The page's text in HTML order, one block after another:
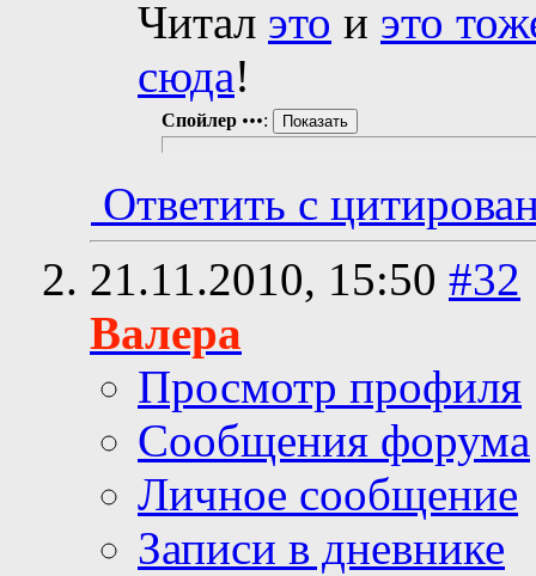
Читал это и это
сюда!
Спойлер •••:
Ответить с
21.11.2010, 15:50 #32
Валера
Просмотр профиля
Сообщения форума
Личное сообщение
Записи в дневнике